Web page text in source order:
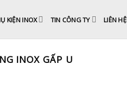
KIỆN INOX TIN CÔNG TY LIÊN HỆ
INOX GẤP U